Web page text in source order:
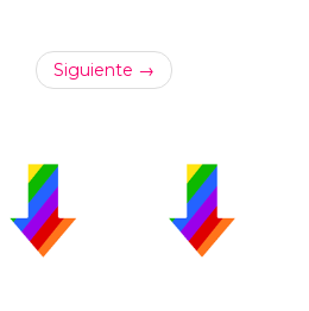
Siguiente →